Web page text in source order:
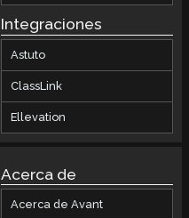
Integraciones
Astuto
ClassLink
Ellevation
Acerca de
Acerca de Avant